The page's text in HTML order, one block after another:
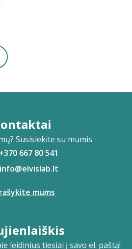
Susisiekite su mumis
+370 667 80 541
info@elvislab.lt
mums
leidinius tiesiai į savo el. paštą!